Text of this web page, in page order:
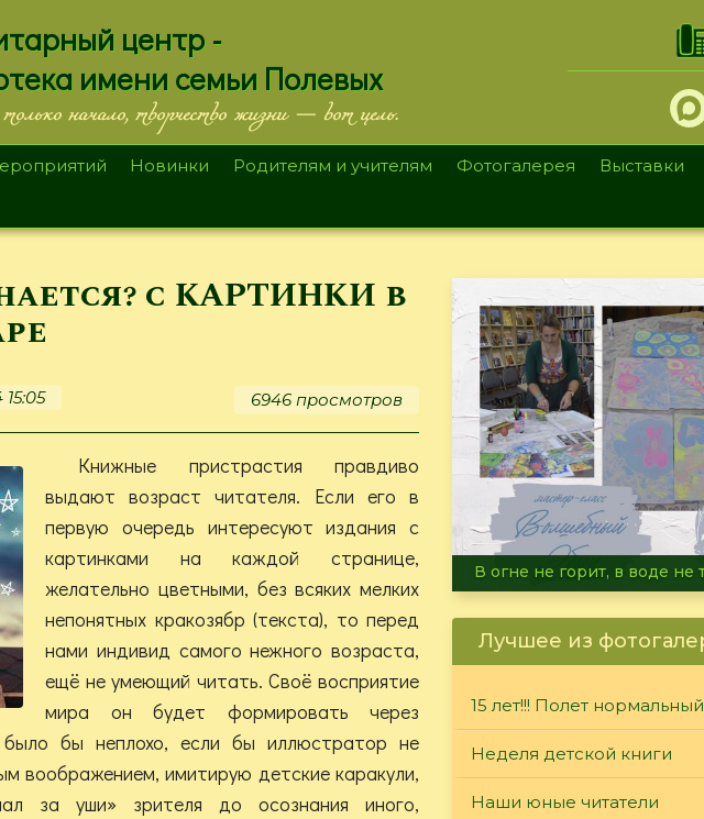
центр -
имени семьи Полевых
начало, творчество жизни — вот цель.
Новинки Родителям и учителям Фотогалерея Выставки
с КАРТИНКИ в
6946 просмотров
Книжные пристрастия правдиво
выдают возраст читателя. Если его в
первую очередь интересуют издания с
картинками на каждой странице,
желательно цветными, без всяких мелких
непонятных кракозябр (текста), то перед
нами индивид самого нежного возраста,
ещё не умеющий читать. Своё восприятие
мира он будет формировать через
бы неплохо, если бы иллюстратор не
воображением, имитирую детские каракули,
за уши» зрителя до осознания иного,
Летние турниры
Лучшее из
15 лет!!! Полет нормальный
Неделя детской книги
Наши юные читатели